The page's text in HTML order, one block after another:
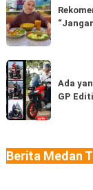
Thailand,
kamu
sudah
coba
berapa
jenis?
Thai
Food
Asli
Thailand
di
Medan
“Jangan
Makan
Ada
yang
tau
MotoGP?
SR-
GT
Ada
GP
Berita Medan